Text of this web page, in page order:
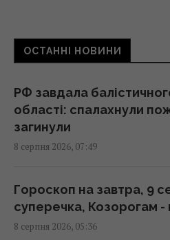
Росіяни вчергове
масштабні пожежі, є
Чи можна їсти огризок
станеться, якщо
07:55 субота, 08 серпня 2026
РФ повністю знищила
Київщині: загинуло
дитина
ОСТАННІ НОВИНИ
РФ завдала
області: спалахнули
загинули
8 серпня 2026, 07:49
Гороскоп на завтра, 9
суперечка, Козорогам -
8 серпня 2026, 05:36